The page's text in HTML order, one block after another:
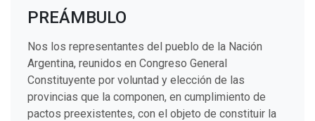
PREÁMBULO
Nos los representantes del pueblo de la Nación
Argentina, reunidos en Congreso General
Constituyente por voluntad y elección de las
provincias que la componen, en cumplimiento de
pactos preexistentes, con el objeto de constituir la